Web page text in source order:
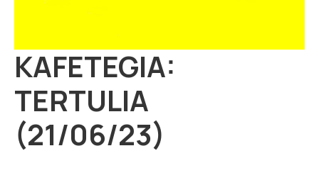
KAFETEGIA:
TERTULIA
(21/06/23)